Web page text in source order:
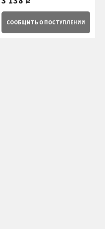
СООБЩИТЬ О ПОСТУПЛЕНИИ